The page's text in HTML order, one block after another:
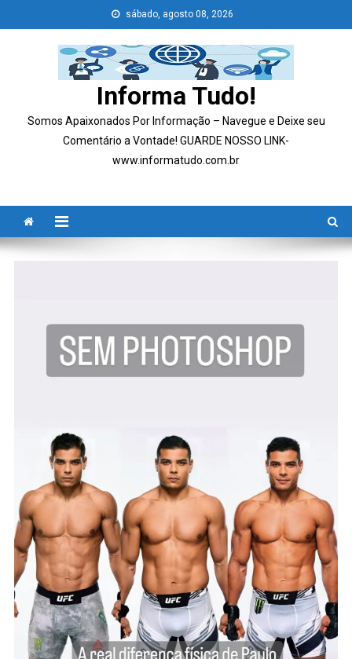
to
sábado, agosto 08, 2026
Informa Tudo!
Somos Apaixonados Por Informação – Navegue e Deixe seu
Comentário a Vontade! GUARDE NOSSO LINK-
www.informatudo.com.br